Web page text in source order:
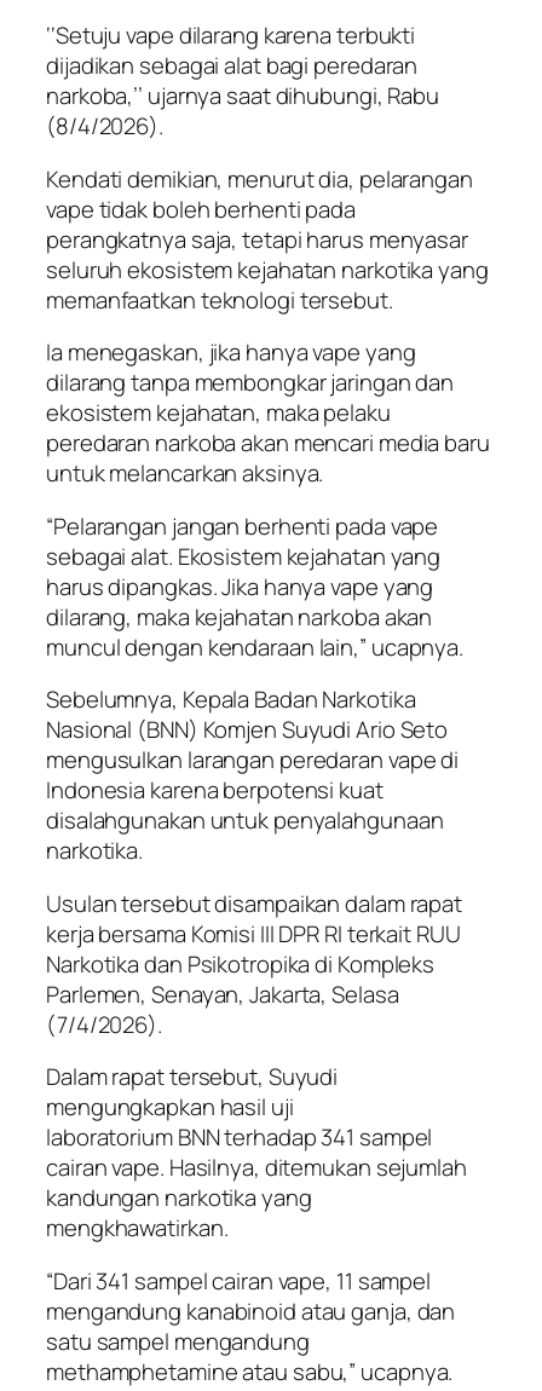
‘‘Setuju vape dilarang karena terbukti
dijadikan sebagai alat bagi peredaran
narkoba,’’ ujarnya saat dihubungi, Rabu
(8/4/2026).
Kendati demikian, menurut dia, pelarangan
vape tidak boleh berhenti pada
perangkatnya saja, tetapi harus menyasar
seluruh ekosistem kejahatan narkotika yang
memanfaatkan teknologi tersebut.
Ia menegaskan, jika hanya vape yang
dilarang tanpa membongkar jaringan dan
ekosistem kejahatan, maka pelaku
peredaran narkoba akan mencari media baru
untuk melancarkan aksinya.
“Pelarangan jangan berhenti pada vape
sebagai alat. Ekosistem kejahatan yang
harus dipangkas. Jika hanya vape yang
dilarang, maka kejahatan narkoba akan
muncul dengan kendaraan lain,” ucapnya.
Sebelumnya, Kepala Badan Narkotika
Nasional (BNN) Komjen Suyudi Ario Seto
mengusulkan larangan peredaran vape di
Indonesia karena berpotensi kuat
disalahgunakan untuk penyalahgunaan
narkotika.
Usulan tersebut disampaikan dalam rapat
kerja bersama Komisi III DPR RI terkait RUU
Narkotika dan Psikotropika di Kompleks
Parlemen, Senayan, Jakarta, Selasa
(7/4/2026).
Dalam rapat tersebut, Suyudi
mengungkapkan hasil uji
laboratorium BNN terhadap 341 sampel
cairan vape. Hasilnya, ditemukan sejumlah
kandungan narkotika yang
mengkhawatirkan.
“Dari 341 sampel cairan vape, 11 sampel
mengandung kanabinoid atau ganja, dan
satu sampel mengandung
methamphetamine atau sabu,” ucapnya.